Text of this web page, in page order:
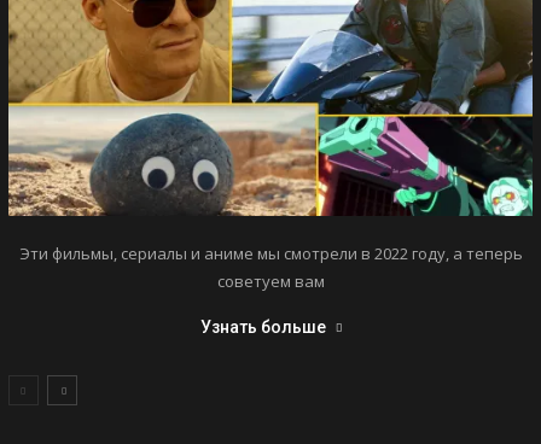
Эти фильмы, сериалы и аниме мы смотрели в 2022 году, а теперь
советуем вам
Узнать больше